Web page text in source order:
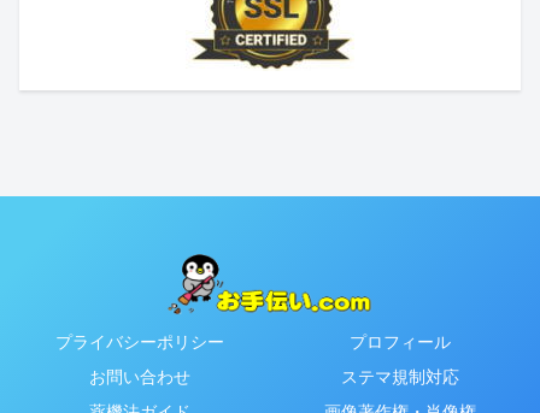
プライバシーポリシー
プロフィール
お問い合わせ
ステマ規制対応